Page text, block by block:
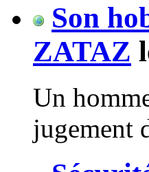
Son
ZATAZ
Un
jugement